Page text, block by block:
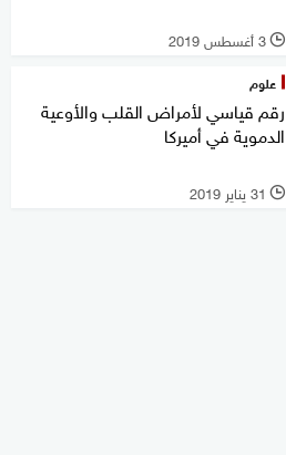
l 3 أغسطس 2019
علوم
رقم قياسي لأمراض القلب والأوعية
الدموية في أميركا
l 31 يناير 2019